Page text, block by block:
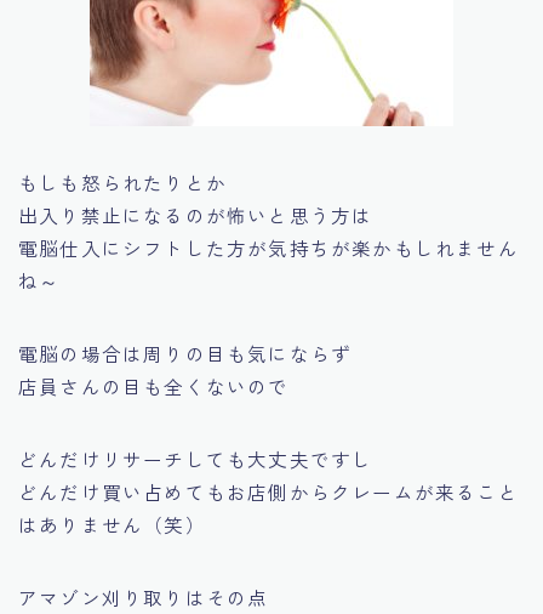
もしも怒られたりとか
出入り禁止になるのが怖いと思う方は
電脳仕入にシフトした方が気持ちが楽かもしれません
ね～
電脳の場合は周りの目も気にならず
店員さんの目も全くないので
どんだけリサーチしても大丈夫ですし
どんだけ買い占めてもお店側からクレームが来ること
はありません（笑）
アマゾン刈り取りはその点